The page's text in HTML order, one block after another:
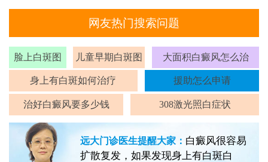
网友热门搜索问题
脸上白斑图 儿童早期白斑图 大面积白癜风怎么治
身上有白斑如何治疗 援助怎么申请
治好白癜风要多少钱 308激光照白症状
远大门诊医生提醒大家： 白癜风很容易
扩散复发，如果发现身上有白斑白